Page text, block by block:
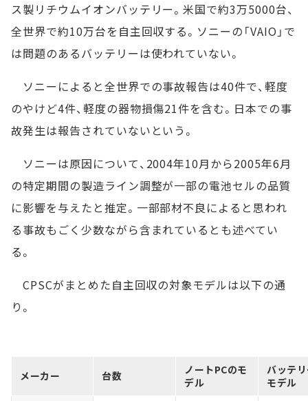
ス製リチウムイオンバッテリー。米国で約3万5000台、
全世界で約10万台を自主回収する。ソニーの「VAIO」で
は問題のあるバッテリーは使われていない。
ソニーによると全世界での事故報告は40件で、軽度
のやけど4件、軽度の器物損傷21件を含む。日本での事
故発生は報告されていないという。
ソニーは原因について、2004年10月から2005年6月
の特定期間の製造ライン調整が一部の電池セルの品質
に影響を与えたと推定。一部部材不良によると思われ
る事故もごく少数ながら含まれているとも述べてい
る。
CPSCがまとめた自主回収の対象モデルは以下の通
り。
メーカー 台数
ノートPCのモ
デル
バッテ
モデル